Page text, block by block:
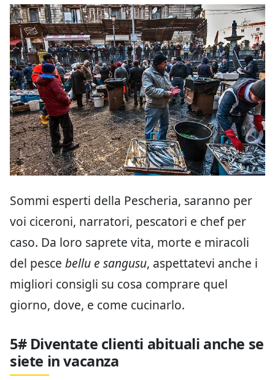
Sommi esperti della Pescheria, saranno per
voi ciceroni, narratori, pescatori e chef per
caso. Da loro saprete vita, morte e miracoli
del pesce bellu e sangusu, aspettatevi anche i
migliori consigli su cosa comprare quel
giorno, dove, e come cucinarlo.
5# Diventate clienti abituali anche se
siete in vacanza